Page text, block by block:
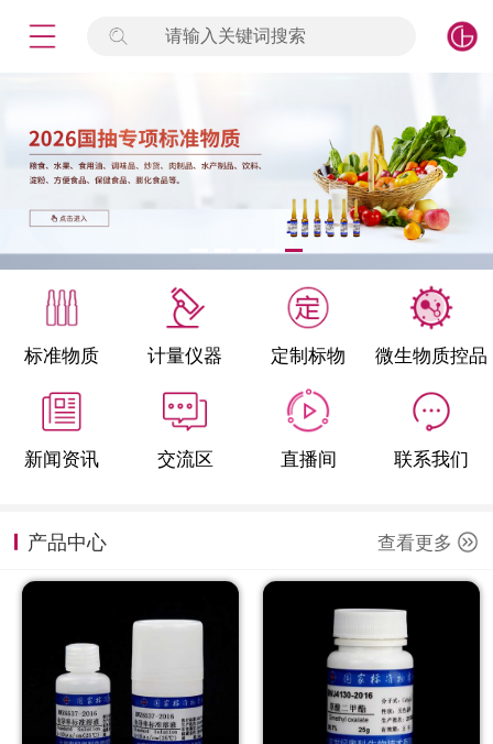
请输入关键词搜索
标准物质 计量仪器 定制标物 微生物质控品
新闻资讯 交流区 直播间 联系我们
产品中心 查看更多
标准物质
产品专项
微生物检测/质控品
定制标物
定制仪器
新闻资讯
公司主页
购物车